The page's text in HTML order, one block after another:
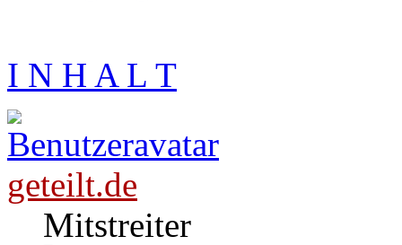
I N H A L T
geteilt.de
Mitstreiter